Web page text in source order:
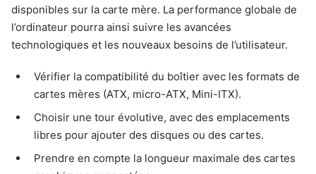
disponibles sur la carte mère. La performance globale de
l’ordinateur pourra ainsi suivre les avancées
technologiques et les nouveaux besoins de l’utilisateur.
Vérifier la compatibilité du boîtier avec les formats de
cartes mères (ATX, micro-ATX, Mini-ITX).
Choisir une tour évolutive, avec des emplacements
libres pour ajouter des disques ou des cartes.
Prendre en compte la longueur maximale des cartes